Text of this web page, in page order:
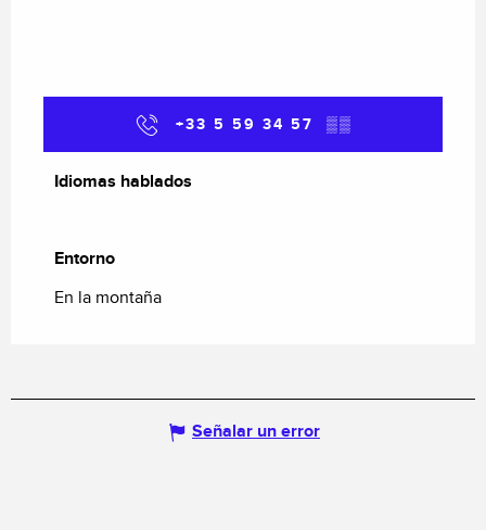
+33 5 59 34 57 ▒▒
Idiomas hablados
Idiomas hablados
Entorno
Entorno
En la montaña
Señalar un error